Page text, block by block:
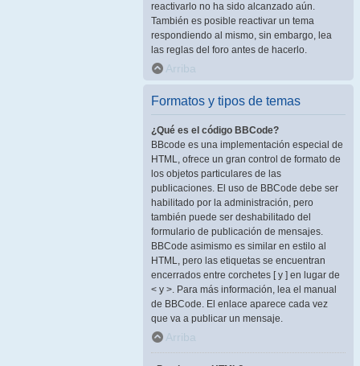
reactivarlo no ha sido alcanzado aún.
También es posible reactivar un tema
respondiendo al mismo, sin embargo, lea
las reglas del foro antes de hacerlo.
Arriba
Formatos y tipos de temas
¿Qué es el código BBCode?
BBcode es una implementación especial de
HTML, ofrece un gran control de formato de
los objetos particulares de las
publicaciones. El uso de BBCode debe ser
habilitado por la administración, pero
también puede ser deshabilitado del
formulario de publicación de mensajes.
BBCode asimismo es similar en estilo al
HTML, pero las etiquetas se encuentran
encerrados entre corchetes [ y ] en lugar de
< y >. Para más información, lea el manual
de BBCode. El enlace aparece cada vez
que va a publicar un mensaje.
Arriba